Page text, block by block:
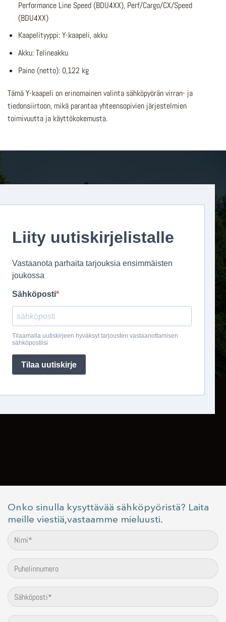
Performance Line Speed (BDU4XX), Perf/Cargo/CX/Speed
(BDU4XX)
Kaapelityyppi: Y-kaapeli, akku
Akku: Telineakku
Paino (netto): 0,122 kg
Tämä Y-kaapeli on erinomainen valinta sähköpyörän virran- ja
tiedonsiirtoon, mikä parantaa yhteensopivien järjestelmien
toimivuutta ja käyttökokemusta.
Onko sinulla kysyttävää sähköpyöristä? Laita
meille viestiä,vastaamme mieluusti.